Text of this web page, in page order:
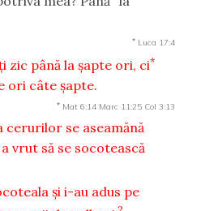
* Luca 17:4
zic până la şapte ori, ci*
ori câte şapte.
* Mat 6:14 Marc 11:25 Col 3:13
cerurilor se aseamănă
vrut să se socotească
şi i-au adus pe